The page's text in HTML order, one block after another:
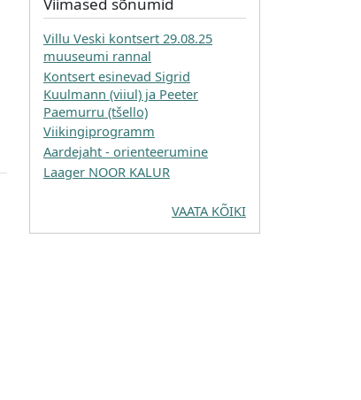
Viimased sõnumid
Villu Veski kontsert 29.08.25
muuseumi rannal
Kontsert esinevad Sigrid
Kuulmann (viiul) ja Peeter
Paemurru (tšello)
Viikingiprogramm
Aardejaht - orienteerumine
Laager NOOR KALUR
VAATA KÕIKI